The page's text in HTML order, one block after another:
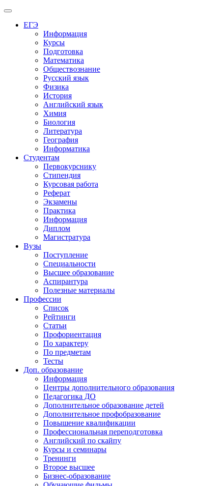
Меню
ЕГЭ
Информация
Курсы
Подготовка
Математика
Обществознание
Русский язык
Физика
История
Английский язык
Химия
Биология
Литература
География
Информатика
Студентам
Первокурснику
Стипендия
Курсовая работа
Реферат
Экзамены
Практика
Информация
Диплом
Магистратура
Вузы
Поступление
Специальности
Высшее образование
Аспирантура
Полезные материалы
Профессии
Список
Рейтинги
Статьи
Профориентация
По характеру
По предметам
Тесты
Доп. образование
Информация
Центры дополнительного образования
Педагогика ДО
Дополнительное образование детей
Дополнительное профобразование
Повышение квалификации
Профессиональная переподготовка
Английский по скайпу
Курсы и семинары
Тренинги
Второе высшее
Бизнес-образование